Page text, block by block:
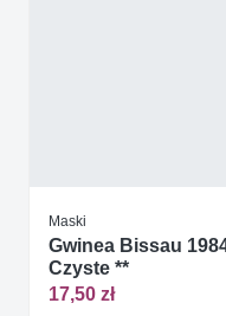
Maski
Gwinea Bissau
Czyste **
17,50 zł